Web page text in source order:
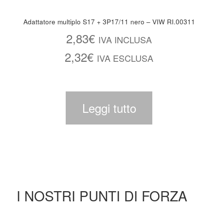
Adattatore multiplo S17 + 3P17/11 nero – VIW RI.00311
2,83€ IVA INCLUSA
2,32€ IVA ESCLUSA
Leggi tutto
I NOSTRI PUNTI DI FORZA